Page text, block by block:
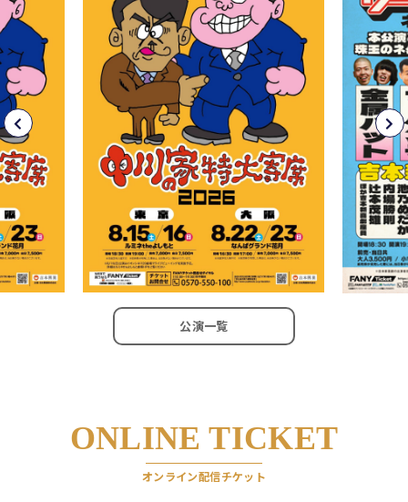
公演一覧
ONLINE TICKET
オンライン配信チケット